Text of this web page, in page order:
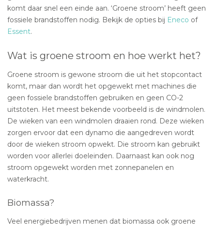
komt daar snel een einde aan. ‘Groene stroom’ heeft geen
fossiele brandstoffen nodig. Bekijk de opties bij Eneco of
Essent.
Wat is groene stroom en hoe werkt het?
Groene stroom is gewone stroom die uit het stopcontact
komt, maar dan wordt het opgewekt met machines die
geen fossiele brandstoffen gebruiken en geen CO-2
uitstoten. Het meest bekende voorbeeld is de windmolen.
De wieken van een windmolen draaien rond. Deze wieken
zorgen ervoor dat een dynamo die aangedreven wordt
door de wieken stroom opwekt. Die stroom kan gebruikt
worden voor allerlei doeleinden. Daarnaast kan ook nog
stroom opgewekt worden met zonnepanelen en
waterkracht.
Biomassa?
Veel energiebedrijven menen dat biomassa ook groene